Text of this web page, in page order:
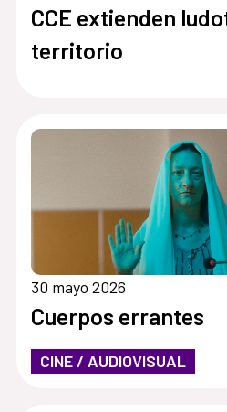
CCE extienden
territorio
30 mayo 2026
Cuerpos errantes
CINE / AUDIOVISUAL